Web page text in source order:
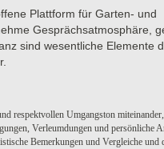
Plattform für Garten- und
Gesprächsatmosphäre,
sind wesentliche Elemente
respektvollen Umgangston miteinander,
Verleumdungen und persönliche
Bemerkungen und Vergleiche und